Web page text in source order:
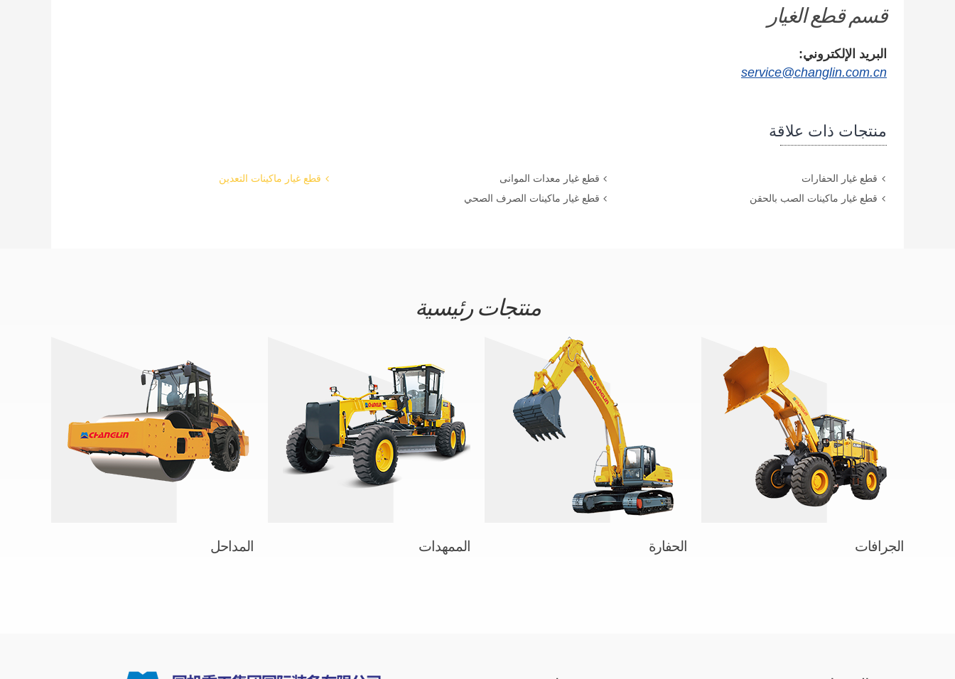
قسم قطع الغيار
البريد الإلكتروني:
service@changlin.com.cn
منتجات ذات علاقة
قطع غيار الحفارات قطع غيار معدات الموانى
قطع غيار ماكينات التعدين
قطع غيار ماكينات الصب بالحقن
قطع غيار ماكينات الصرف الصحي
منتجات رئيسية
الجرافات الحفارة الممهدات المداحل